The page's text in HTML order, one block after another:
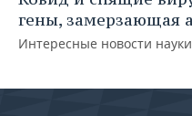
гены, замерзающая
Интересные новости